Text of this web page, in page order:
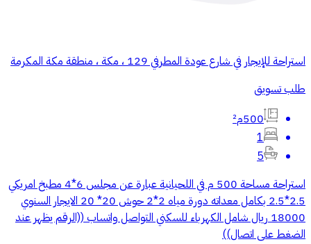
استراحة للإيجار في شارع عودة المطرفي 129 ، مكة ، منطقة مكة المكرمة
طلب تسويق
500م²
1
5
استراحة مساحة 500 م في اللحيانية عبارة عن مجلس 6*4 مطبخ امريكي
2.5*2.5 بكامل معداته دورة مياه 2*2 حوش 20* 20 الايجار السنوي
18000 ريال شامل الكهرباء للسكني التواصل واتساب ((الرقم يظهر عند
الضغط على اتصال))